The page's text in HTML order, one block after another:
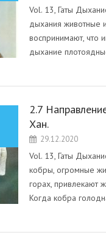
Vol. 13, Гаты
дыхания животные
воспринимают, что
дыхание
2.7
Хан.
29.12.2020
Vol. 13, Гаты
кобры, огромные
горах, привлекают
Когда кобра